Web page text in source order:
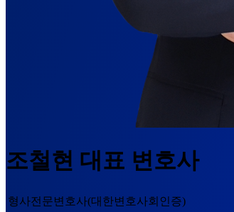
조철현 대표 변호사
형사전문변호사(대한변호사회인증)